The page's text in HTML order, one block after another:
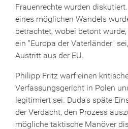
Frauenrechte wurden
eines möglichen Wandels
betrachtet, wobei betont
ein "Europa der Vaterländer"
Austritt aus der EU.
Philipp Fritz warf einen
Verfassungsgericht in Polen
legitimiert sei. Duda's späte
der Verdacht, den Prozess
mögliche taktische Manöver